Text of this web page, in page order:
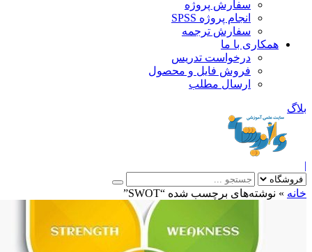
سفارش پروژه
انجام پروژه SPSS
سفارش ترجمه
همکاری با ما
درخواست تدریس
فروش فایل و محصول
ارسال مطلب
»نوشته‌های برچسب شده “SWOT”